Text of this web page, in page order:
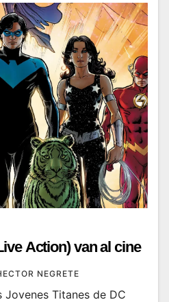
Action) van al cine
NEGRETE
Jovenes Titanes de DC